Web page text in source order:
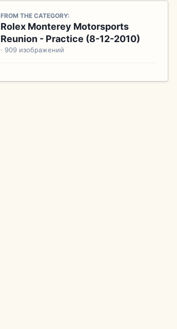
FROM THE CATEGORY:
Rolex Monterey Motorsports
Reunion - Practice (8-12-2010)
· 909 изображений